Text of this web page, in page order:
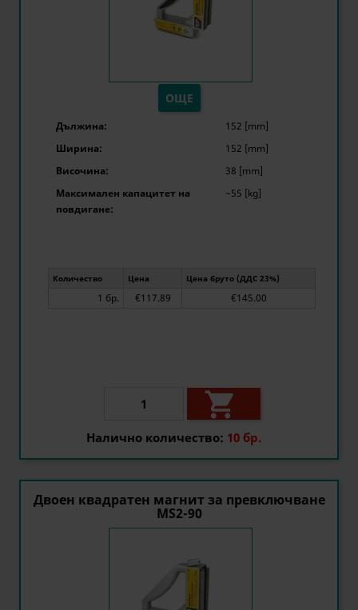
ОЩЕ
Дължина:
152 [mm]
Ширина:
152 [mm]
Височина:
38 [mm]
Максимален капацитет на
повдигане:
~55 [kg]
Количество Цена Цена бруто (ДДС 23%)
1 бр. €117.89 €145.00

Налично количество: 10 бр.
Двоен квадратен магнит за превключване
MS2-90